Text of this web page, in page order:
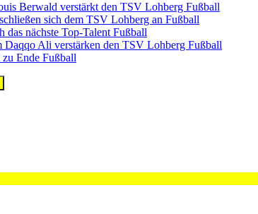
Berwald verstärkt den TSV Lohberg Fußball
sich dem TSV Lohberg an Fußball
das nächste Top-Talent Fußball
Daqqo Ali verstärken den TSV Lohberg Fußball
Ende Fußball